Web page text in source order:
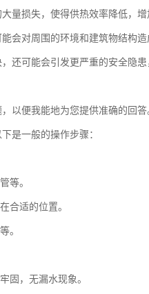
量损失，使得供热效率降低，
会对周围的环境和建筑物结构
还可能会引发更严重的安全隐
以便我能地为您提供准确的回答
是一般的操作步骤：
等。
合适的位置。
。
固，无漏水现象。